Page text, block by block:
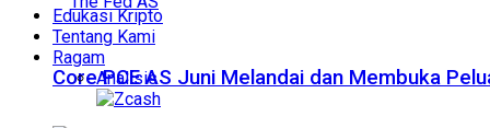
Core PCE AS Juni Melandai dan Membuka
Edukasi Kripto
Tentang Kami
Ragam
Analisis